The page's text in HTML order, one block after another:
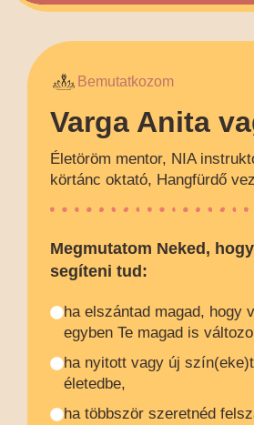
Bemutatkozom
Varga Anita
Életöröm mentor, NIA
körtánc oktató, Hangfürdő
Megmutatom Neked,
segíteni tud:
ha elszántad magad, hogy
egyben Te magad is
ha nyitott vagy új
életedbe,
ha többször szeretnéd